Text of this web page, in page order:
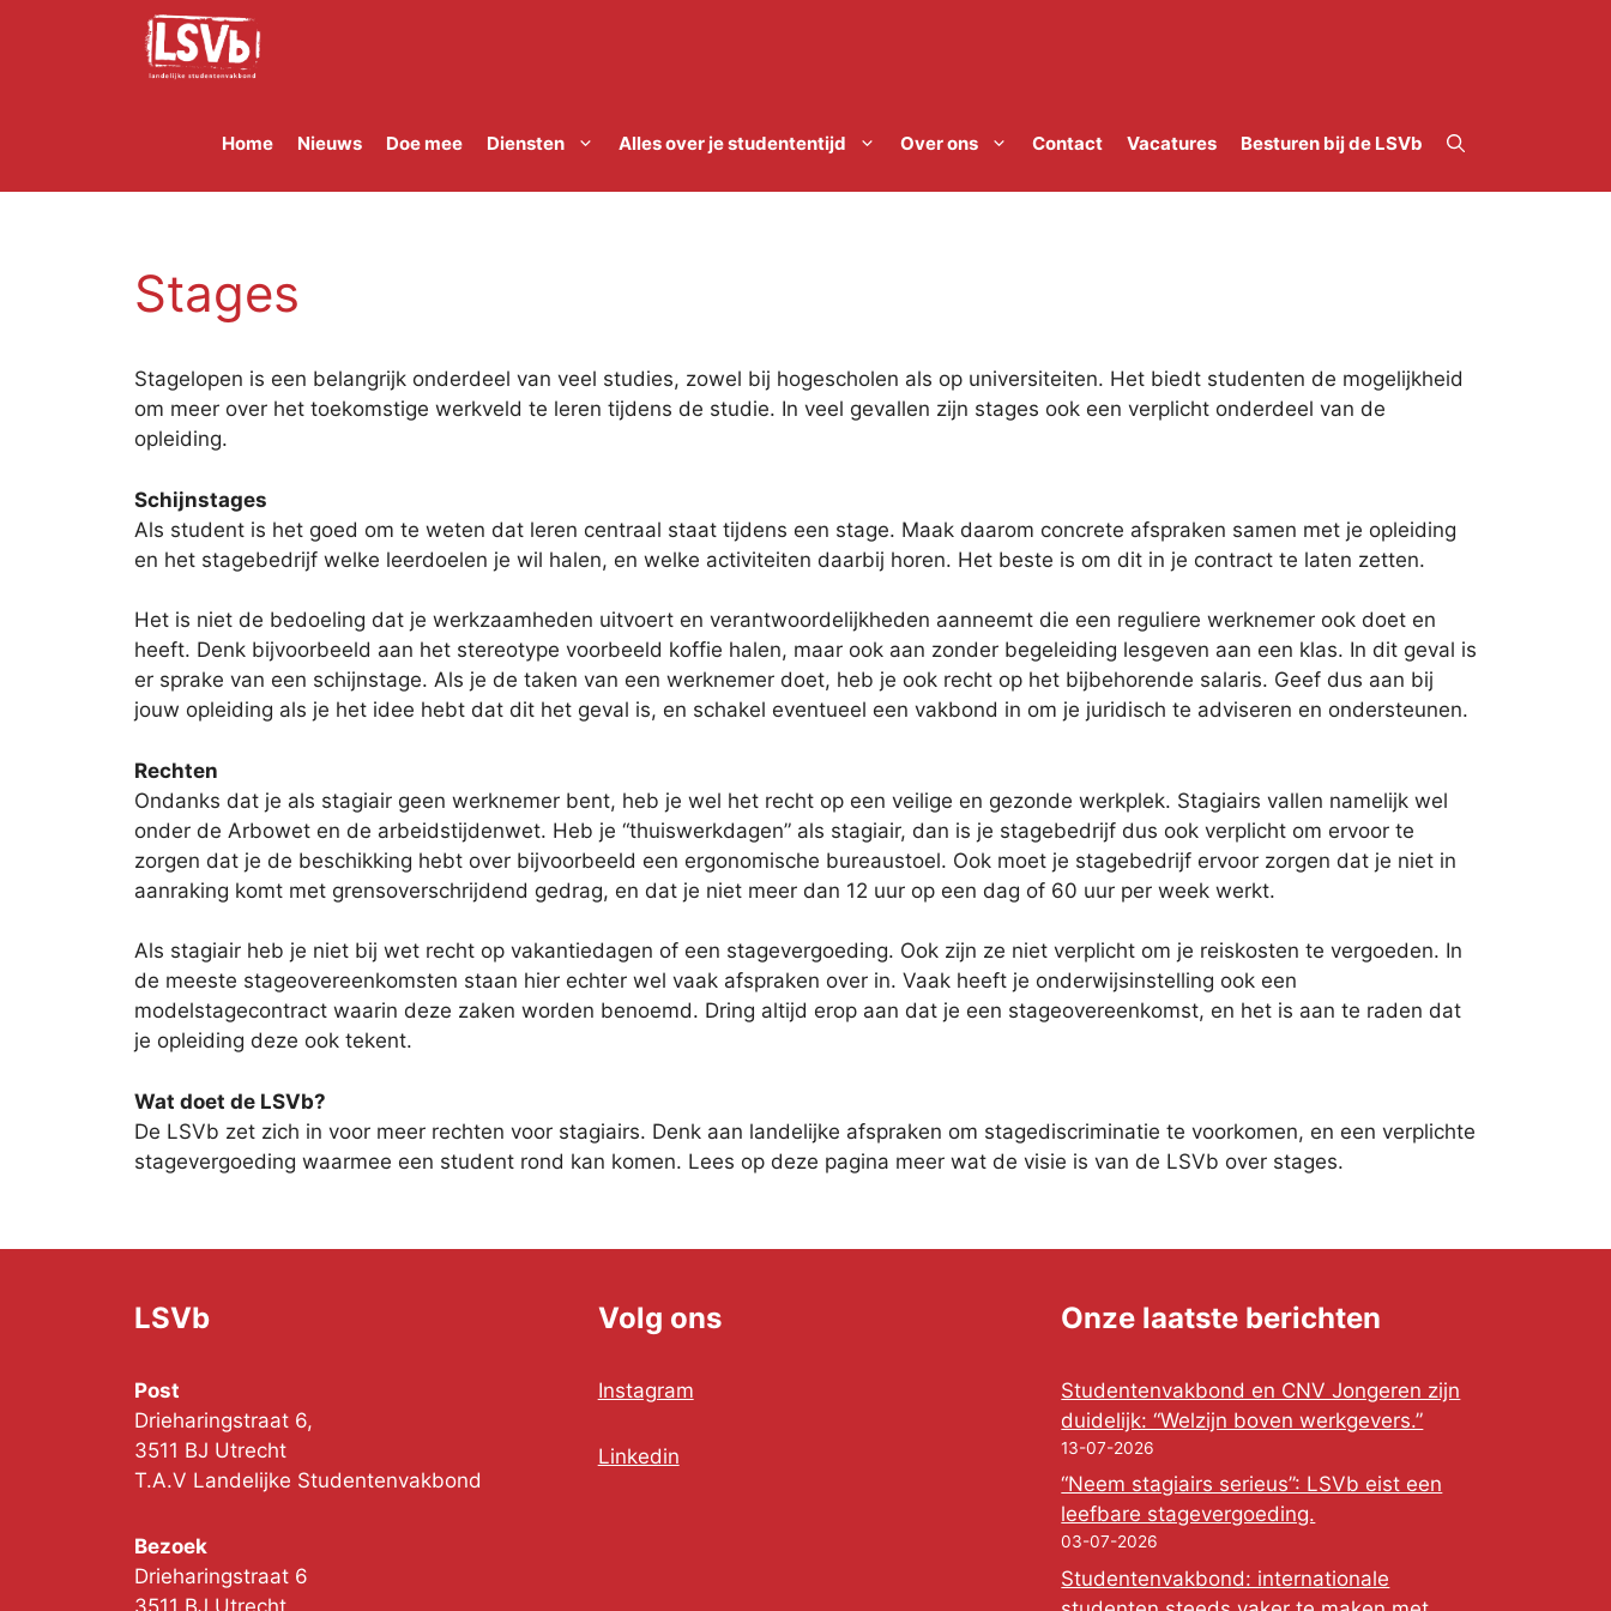
Home Nieuws Doe mee Diensten Alles over je studententijd Over ons Contact Vacatures Besturen bij de LSVb
Stages
Stagelopen is een belangrijk onderdeel van veel studies, zowel bij hogescholen als op universiteiten. Het biedt studenten de mogelijkheid
om meer over het toekomstige werkveld te leren tijdens de studie. In veel gevallen zijn stages ook een verplicht onderdeel van de
opleiding.
Schijnstages
Als student is het goed om te weten dat leren centraal staat tijdens een stage. Maak daarom concrete afspraken samen met je opleiding
en het stagebedrijf welke leerdoelen je wil halen, en welke activiteiten daarbij horen. Het beste is om dit in je contract te laten zetten.
Het is niet de bedoeling dat je werkzaamheden uitvoert en verantwoordelijkheden aanneemt die een reguliere werknemer ook doet en
heeft. Denk bijvoorbeeld aan het stereotype voorbeeld koffie halen, maar ook aan zonder begeleiding lesgeven aan een klas. In dit geval is
er sprake van een schijnstage. Als je de taken van een werknemer doet, heb je ook recht op het bijbehorende salaris. Geef dus aan bij
jouw opleiding als je het idee hebt dat dit het geval is, en schakel eventueel een vakbond in om je juridisch te adviseren en ondersteunen.
Rechten
Ondanks dat je als stagiair geen werknemer bent, heb je wel het recht op een veilige en gezonde werkplek. Stagiairs vallen namelijk wel
onder de Arbowet en de arbeidstijdenwet. Heb je “thuiswerkdagen” als stagiair, dan is je stagebedrijf dus ook verplicht om ervoor te
zorgen dat je de beschikking hebt over bijvoorbeeld een ergonomische bureaustoel. Ook moet je stagebedrijf ervoor zorgen dat je niet in
aanraking komt met grensoverschrijdend gedrag, en dat je niet meer dan 12 uur op een dag of 60 uur per week werkt.
Als stagiair heb je niet bij wet recht op vakantiedagen of een stagevergoeding. Ook zijn ze niet verplicht om je reiskosten te vergoeden. In
de meeste stageovereenkomsten staan hier echter wel vaak afspraken over in. Vaak heeft je onderwijsinstelling ook een
modelstagecontract waarin deze zaken worden benoemd. Dring altijd erop aan dat je een stageovereenkomst, en het is aan te raden dat
je opleiding deze ook tekent.
Wat doet de LSVb?
De LSVb zet zich in voor meer rechten voor stagiairs. Denk aan landelijke afspraken om stagediscriminatie te voorkomen, en een verplichte
stagevergoeding waarmee een student rond kan komen. Lees op deze pagina meer wat de visie is van de LSVb over stages.
LSVb
Post
Drieharingstraat 6,
3511 BJ Utrecht
T.A.V Landelijke Studentenvakbond
Bezoek
Drieharingstraat 6
3511 BJ Utrecht
Volg ons
Instagram
Linkedin
Onze laatste berichten
Studentenvakbond en CNV Jongeren zijn
duidelijk: “Welzijn boven werkgevers.”
13-07-2026
“Neem stagiairs serieus”: LSVb eist een
leefbare stagevergoeding.
03-07-2026
Studentenvakbond: internationale